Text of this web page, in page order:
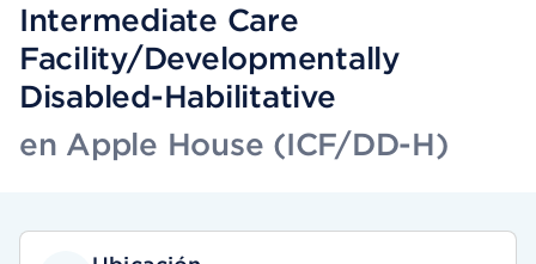
Intermediate Care
Facility/Developmentally
Disabled-Habilitative
en Apple House (ICF/DD-H)